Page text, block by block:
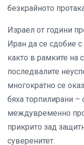
безкрайното
Израел от години
Иран да се сдобие
както в рамките на
последвалите
многократно се
бяха торпилирани –
междувременно
прикрито зад
суверенитет.